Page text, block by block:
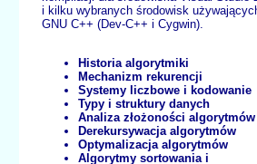
i kilku wybranych środowisk
GNU C++ (Dev-C++ i Cygwin).
Historia algorytmiki
Mechanizm rekurencji
Systemy liczbowe i kodowanie
Typy i struktury danych
Analiza złożoności algorytmów
Derekursywacja algorytmów
Optymalizacja algorytmów
Algorytmy sortowania i